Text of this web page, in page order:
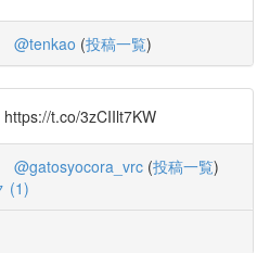
@tenkao (投稿一覧)
t.co/3zCIIlt7KW
@gatosyocora_vrc (投稿一覧)
(1)